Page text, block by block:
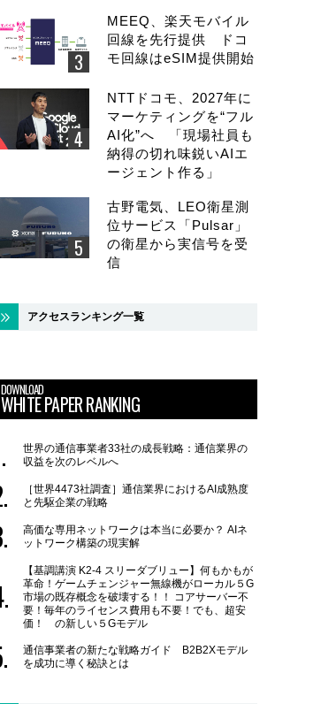
MEEQ、楽天モバイル
回線を先行提供 ドコ
モ回線はeSIM提供開始
NTTドコモ、2027年に
マーケティングを“フル
AI化”へ 「現場社員も
納得の切れ味鋭いAIエ
ージェント作る」
古野電気、LEO衛星測
位サービス「Pulsar」
の衛星から実信号を受
信
アクセスランキング一覧
DOWNLOAD
WHITE PAPER RANKING
世界の通信事業者33社の成長戦略：通信業界の
収益を次のレベルへ
［世界4473社調査］通信業界におけるAI成熟度
と先駆企業の戦略
高価な専用ネットワークは本当に必要か？ AIネ
ットワーク構築の現実解
【基調講演 K2-4 スリーダブリュー】何もかもが
革命！ゲームチェンジャー無線機がローカル５G
市場の既存概念を破壊する！！ コアサーバー不
要！毎年のライセンス費用も不要！でも、超安
価！ の新しい５Gモデル
通信事業者の新たな戦略ガイド B2B2Xモデル
を成功に導く秘訣とは